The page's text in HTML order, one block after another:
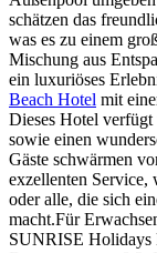
schätzen das
was es zu einem
Mischung aus
ein luxuriöses
Beach Hotel mit
Dieses Hotel
sowie einen
Gäste schwärmen
exzellenten Service,
oder alle, die sich
macht.Für
SUNRISE Holidays